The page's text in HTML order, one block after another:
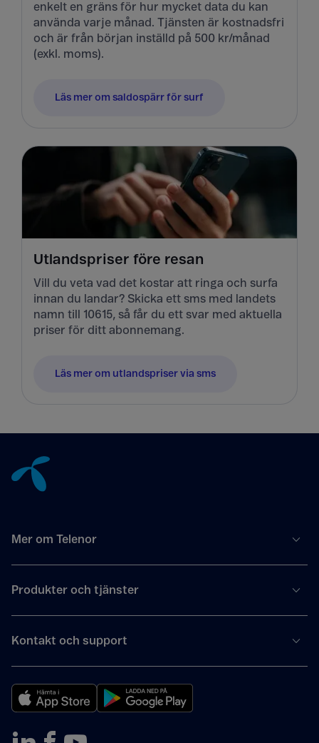
enkelt en gräns för hur mycket data du kan
använda varje månad. Tjänsten är kostnadsfri
och är från början inställd på 500 kr/månad
(exkl. moms).
Läs mer om saldospärr för surf
Utlandspriser före resan
Vill du veta vad det kostar att ringa och surfa
innan du landar? Skicka ett sms med landets
namn till 10615, så får du ett svar med aktuella
priser för ditt abonnemang.
Läs mer om utlandspriser via sms
Mer om Telenor
Produkter och tjänster
Kontakt och support